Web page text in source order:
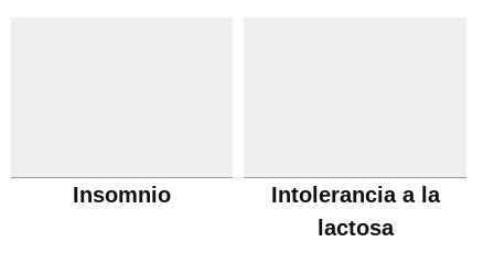
Insomnio
Intolerancia a la
lactosa